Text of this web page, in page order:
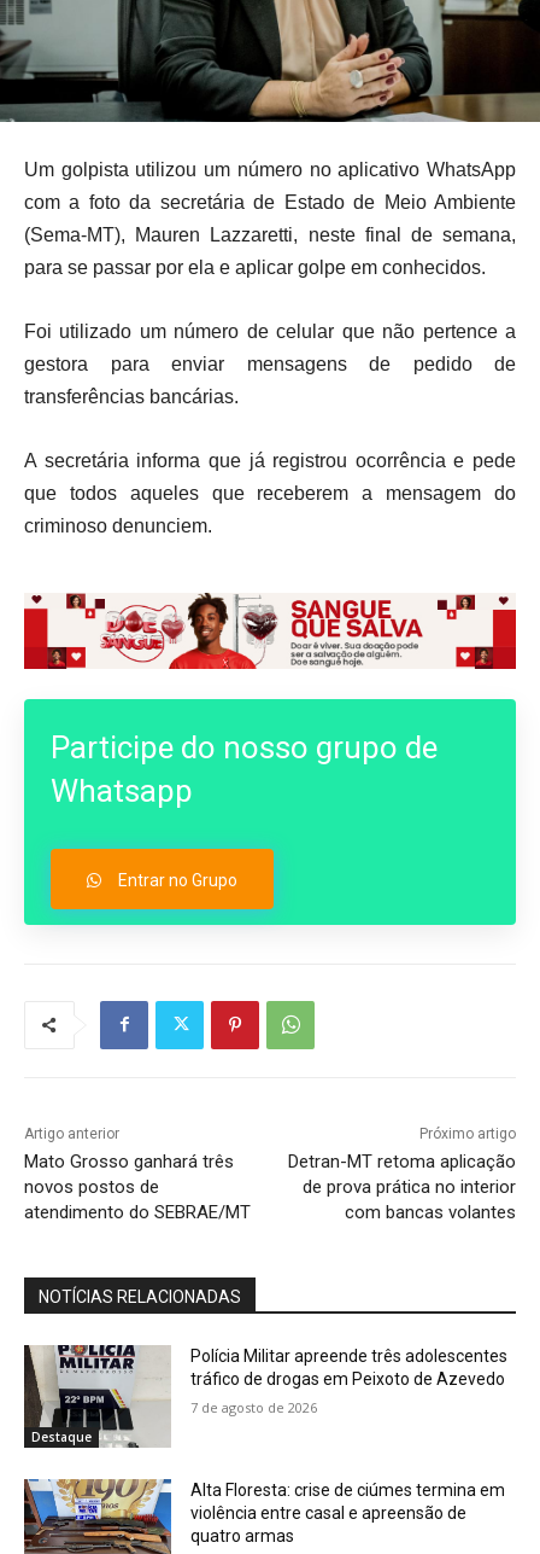
Um golpista utilizou um número no aplicativo WhatsApp
com a foto da secretária de Estado de Meio Ambiente
(Sema-MT), Mauren Lazzaretti, neste final de semana,
para se passar por ela e aplicar golpe em conhecidos.
Foi utilizado um número de celular que não pertence a
gestora para enviar mensagens de pedido de
transferências bancárias.
A secretária informa que já registrou ocorrência e pede
que todos aqueles que receberem a mensagem do
criminoso denunciem.
Participe do nosso grupo de
Whatsapp
Entrar no Grupo
Artigo anterior
Mato Grosso ganhará três
novos postos de
atendimento do SEBRAE/MT
Próximo artigo
Detran-MT retoma aplicação
de prova prática no interior
com bancas volantes
NOTÍCIAS RELACIONADAS
Destaque
Polícia Militar apreende três adolescentes
tráfico de drogas em Peixoto de Azevedo
7 de agosto de 2026
Alta Floresta: crise de ciúmes termina em
violência entre casal e apreensão de
quatro armas